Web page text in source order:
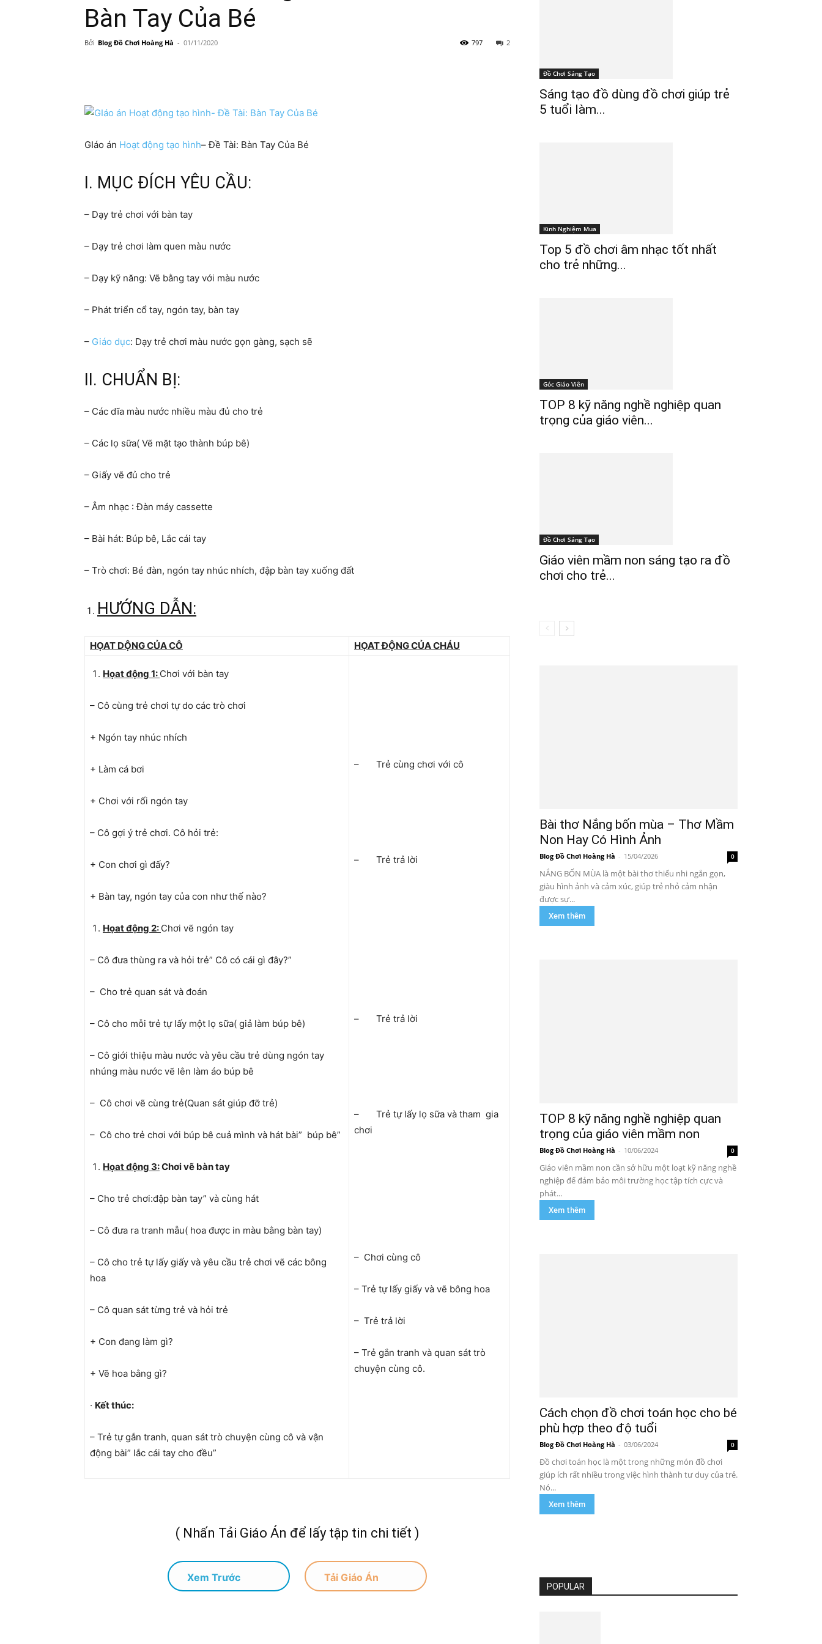
Bàn Tay Của Bé
Bởi Blog Đồ Chơi Hoàng Hà - 01/11/2020 2
797
GIáo án Hoạt động tạo hình– Đề Tài: Bàn Tay Của Bé
I. MỤC ĐÍCH YÊU CẦU:
– Dạy trẻ chơi với bàn tay
– Dạy trẻ chơi làm quen màu nước
– Dạy kỹ năng: Vẽ bằng tay với màu nước
– Phát triển cổ tay, ngón tay, bàn tay
– Giáo dục: Dạy trẻ chơi màu nước gọn gàng, sạch sẽ
II. CHUẨN BỊ:
– Các dĩa màu nước nhiều màu đủ cho trẻ
– Các lọ sữa( Vẽ mặt tạo thành búp bê)
– Giấy vẽ đủ cho trẻ
– Âm nhạc : Đàn máy cassette
– Bài hát: Búp bê, Lắc cái tay
– Trò chơi: Bé đàn, ngón tay nhúc nhích, đập bàn tay xuống đất
HƯỚNG DẪN:
HỌAT DỘNG CỦA CÔ HỌAT ĐỘNG CỦA CHÁU
Họat động 1: Chơi với bàn tay
– Cô cùng trẻ chơi tự do các trò chơi
+ Ngón tay nhúc nhích
+ Làm cá bơi
+ Chơi với rối ngón tay
– Cô gợi ý trẻ chơi. Cô hỏi trẻ:
+ Con chơi gì đấy?
+ Bàn tay, ngón tay của con như thế nào?
Họat động 2: Chơi vẽ ngón tay
– Cô đưa thùng ra và hỏi trẻ” Cô có cái gì đây?”
– Cho trẻ quan sát và đoán
– Cô cho mỗi trẻ tự lấy một lọ sữa( giả làm búp bê)
– Cô giới thiệu màu nước và yêu cầu trẻ dùng ngón tay
nhúng màu nước vẽ lên làm áo búp bê
– Cô chơi vẽ cùng trẻ(Quan sát giúp đỡ trẻ)
– Cô cho trẻ chơi với búp bê cuả mình và hát bài” búp bê”
Họat động 3:Chơi vẽ bàn tay
– Cho trẻ chơi:đập bàn tay” và cùng hát
– Cô đưa ra tranh mẫu( hoa được in màu bằng bàn tay)
– Cô cho trẻ tự lấy giấy và yêu cầu trẻ chơi vẽ các bông
hoa
– Cô quan sát từng trẻ và hỏi trẻ
+ Con đang làm gì?
+ Vẽ hoa bằng gì?
· Kết thúc:
– Trẻ tự gắn tranh, quan sát trò chuyện cùng cô và vận
động bài” lắc cái tay cho đều”
– Trẻ cùng chơi với cô
– Trẻ trả lời
– Trẻ trả lời
– Trẻ tự lấy lọ sữa và tham gia
chơi
– Chơi cùng cô
– Trẻ tự lấy giấy và vẽ bông hoa
– Trẻ trả lời
– Trẻ gắn tranh và quan sát trò
chuyện cùng cô.
( Nhấn Tải Giáo Án để lấy tập tin chi tiết )
Xem Trước Tải Giáo Án
Đồ Chơi Sáng Tạo
Sáng tạo đồ dùng đồ chơi giúp trẻ
5 tuổi làm...
Kinh Nghiệm Mua
Top 5 đồ chơi âm nhạc tốt nhất
cho trẻ những...
Góc Giáo Viên
TOP 8 kỹ năng nghề nghiệp quan
trọng của giáo viên...
Đồ Chơi Sáng Tạo
Giáo viên mầm non sáng tạo ra đồ
chơi cho trẻ...
Bài thơ Nắng bốn mùa – Thơ Mầm
Non Hay Có Hình Ảnh
Blog Đồ Chơi Hoàng Hà - 15/04/2026 0
NẮNG BỐN MÙA là một bài thơ thiếu nhi ngắn gọn,
giàu hình ảnh và cảm xúc, giúp trẻ nhỏ cảm nhận
được sự...
Xem thêm
TOP 8 kỹ năng nghề nghiệp quan
trọng của giáo viên mầm non
Blog Đồ Chơi Hoàng Hà - 10/06/2024 0
Giáo viên mầm non cần sở hữu một loạt kỹ năng nghề
nghiệp để đảm bảo môi trường học tập tích cực và
phát...
Xem thêm
Cách chọn đồ chơi toán học cho bé
phù hợp theo độ tuổi
Blog Đồ Chơi Hoàng Hà - 03/06/2024 0
Đồ chơi toán học là một trong những món đồ chơi
giúp ích rất nhiều trong việc hình thành tư duy của trẻ.
Nó...
Xem thêm
POPULAR